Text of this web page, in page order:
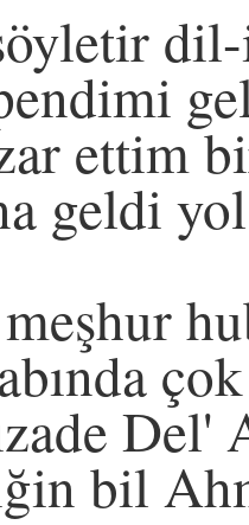
ettim
geldi
Del'
bil